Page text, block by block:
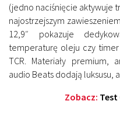
(jedno naciśnięcie aktywuje
najostrzejszym
12,9″ pokazuje
temperaturę oleju czy
TCR. Materiały premium,
audio Beats dodają luksusu,
Zobacz: Test